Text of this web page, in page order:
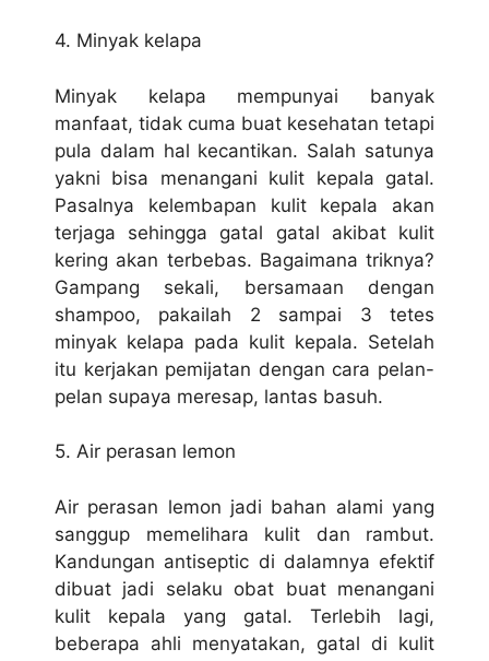
4. Minyak kelapa
Minyak kelapa mempunyai banyak
manfaat, tidak cuma buat kesehatan tetapi
pula dalam hal kecantikan. Salah satunya
yakni bisa menangani kulit kepala gatal.
Pasalnya kelembapan kulit kepala akan
terjaga sehingga gatal gatal akibat kulit
kering akan terbebas. Bagaimana triknya?
Gampang sekali, bersamaan dengan
shampoo, pakailah 2 sampai 3 tetes
minyak kelapa pada kulit kepala. Setelah
itu kerjakan pemijatan dengan cara pelan-
pelan supaya meresap, lantas basuh.
5. Air perasan lemon
Air perasan lemon jadi bahan alami yang
sanggup memelihara kulit dan rambut.
Kandungan antiseptic di dalamnya efektif
dibuat jadi selaku obat buat menangani
kulit kepala yang gatal. Terlebih lagi,
beberapa ahli menyatakan, gatal di kulit